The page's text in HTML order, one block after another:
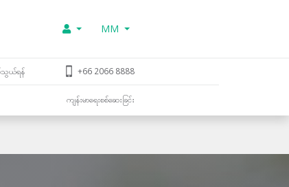
MM
ယ်ရန် +66 2066 8888
ကျန်းမာရေးစစ်ဆေးခြင်း